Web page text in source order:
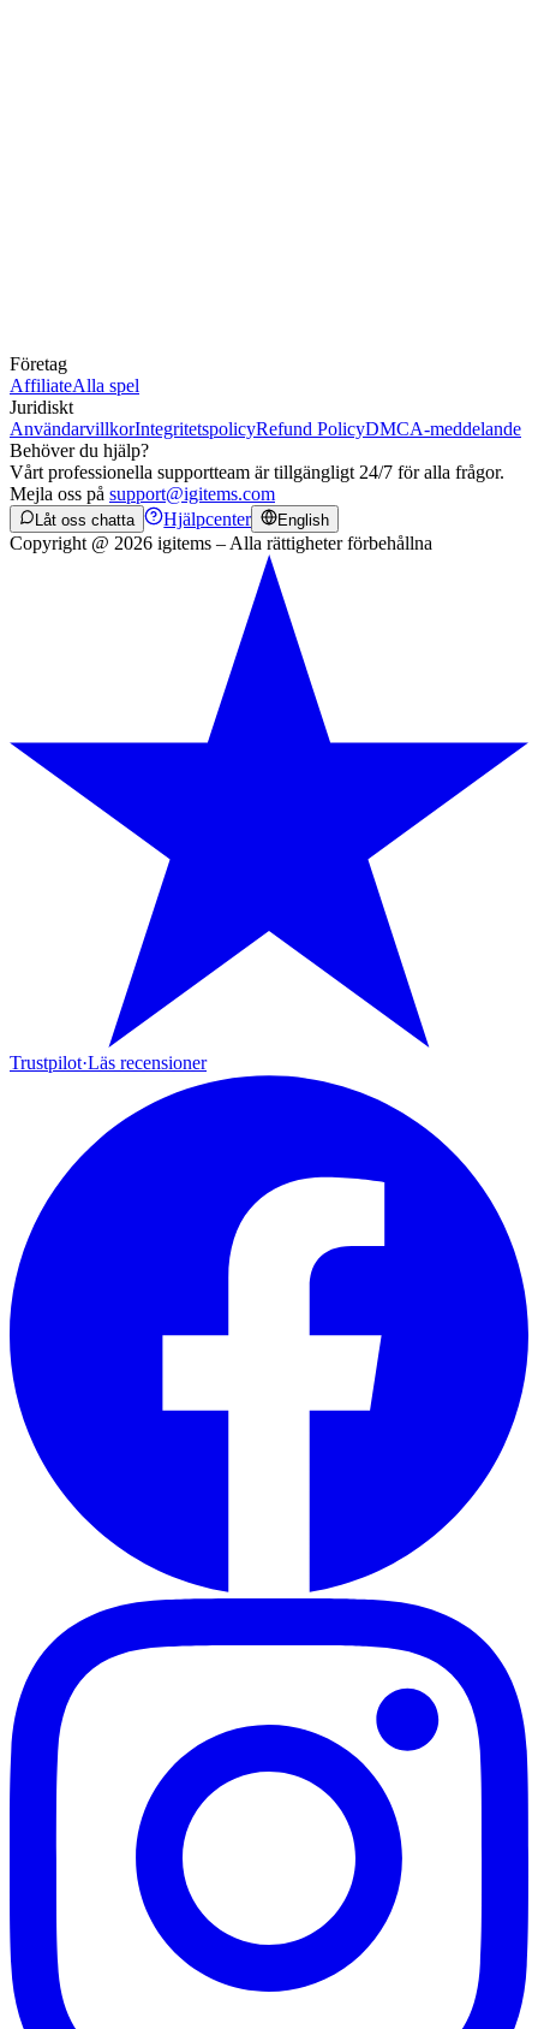
Företag
AffiliateAlla spel
Juridiskt
AnvändarvillkorIntegritetspolicyRefund PolicyDMCA-meddelande
Behöver du hjälp?
Vårt professionella supportteam är tillgängligt 24/7 för alla frågor.
Mejla oss på support@igitems.com
Låt oss chatta Hjälpcenter English
Copyright @ 2026 igitems – Alla rättigheter förbehållna
Trustpilot·Läs recensioner